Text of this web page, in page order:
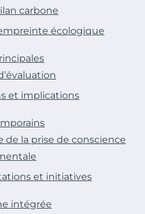
carbone
écologique
et implications
de la prise de conscience
et initiatives
intégrée